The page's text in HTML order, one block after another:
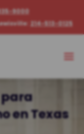
9000
214-513-0125
en Texas